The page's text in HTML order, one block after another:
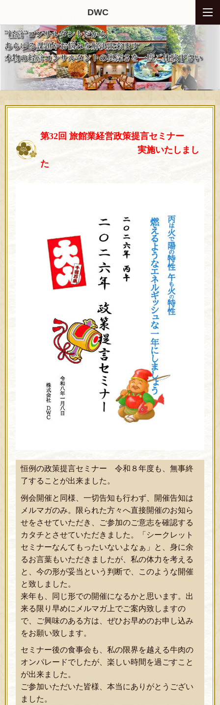
DWC
第32回 旅館業経営政策提言セミナー
実施いたしまし
た
恒例の政策提言セミナー 令和８年度も、無事終
了することが出来ました。
例会開催と同様、一切告知も行わず、開催告知は
メルマガのみ。限られた方々へ直接開催のお知ら
せをさせていただき、ご参加のご意志を確認する
カタチとさせていただきました。「シークレット
セミナーなんてもったいないよなぁ」
と、身に余
るお言葉もいただきましたが、私の体力を考える
と、今の形が妥当という判断で、このような開催
と致しました。
来年も、同じ形での開催になるかと思います。出
来る限り早めにメルマガ上でご案内致しますの
で、ご興味のある方は、ぜひお早めのお申し込み
をお願い致します。
セミナー後の食事会も、私の限界を越える牛肉の
オンパレードでしたが、楽しい時間を過ごすこと
が出来ました。
ご参加いただいた皆様、本当にありがとうござい
ました。